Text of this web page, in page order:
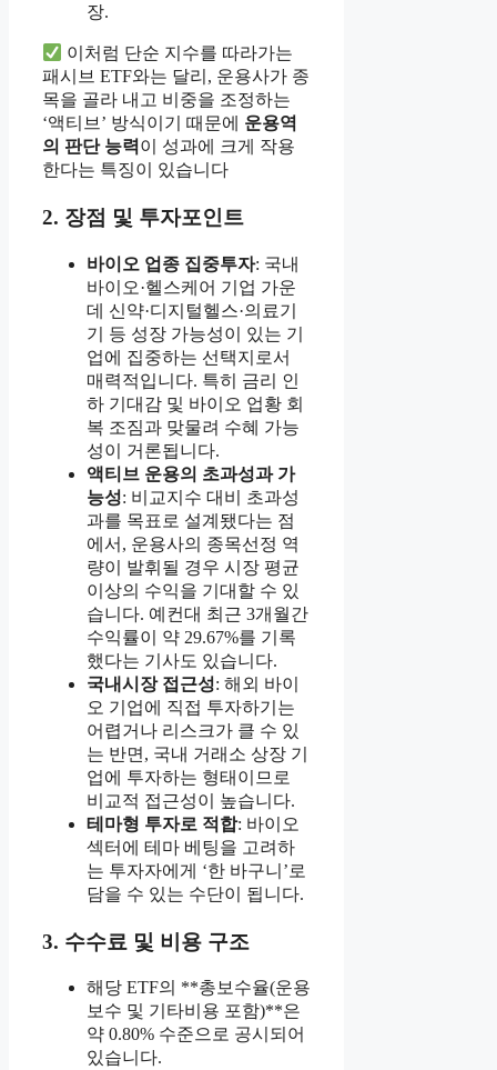
장.
이처럼 단순 지수를 따라가는
패시브 ETF와는 달리, 운용사가 종
목을 골라 내고 비중을 조정하는
‘액티브’ 방식이기 때문에 운용역
의 판단 능력 이 성과에 크게 작용
한다는 특징이 있습니다
2. 장점 및 투자포인트
바이오 업종 집중투자: 국내
바이오·헬스케어 기업 가운
데 신약·디지털헬스·의료기
기 등 성장 가능성이 있는 기
업에 집중하는 선택지로서
매력적입니다. 특히 금리 인
하 기대감 및 바이오 업황 회
복 조짐과 맞물려 수혜 가능
성이 거론됩니다.
액티브 운용의 초과성과 가
능성: 비교지수 대비 초과성
과를 목표로 설계됐다는 점
에서, 운용사의 종목선정 역
량이 발휘될 경우 시장 평균
이상의 수익을 기대할 수 있
습니다. 예컨대 최근 3개월간
수익률이 약 29.67%를 기록
했다는 기사도 있습니다.
국내시장 접근성: 해외 바이
오 기업에 직접 투자하기는
어렵거나 리스크가 클 수 있
는 반면, 국내 거래소 상장 기
업에 투자하는 형태이므로
비교적 접근성이 높습니다.
테마형 투자로 적합: 바이오
섹터에 테마 베팅을 고려하
는 투자자에게 ‘한 바구니’로
담을 수 있는 수단이 됩니다.
3. 수수료 및 비용 구조
해당 ETF의 **총보수율(운용
보수 및 기타비용 포함)**은
약 0.80% 수준으로 공시되어
있습니다.